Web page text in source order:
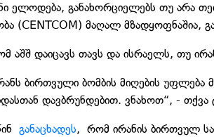
ელოდება, განახორციელებს თუ არა
(CENTCOM) მაღალ მზადყოფნაშია,
აშშ დაიცავს თავს და ისრაელს, თუ
ბირთვული ბომბის მიღების
დავბრუნდებით. ვნახოთ“, - თქვა
განაცხადეს, რომ ირანის ბირთვულ